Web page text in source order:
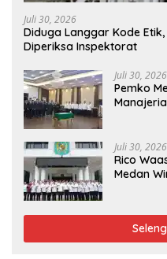
Juli 30, 2026
Diduga Langgar Kode
Diperiksa Inspektorat
Juli 30, 2026
Pemko
Juli 30, 2026
Rico
Medan